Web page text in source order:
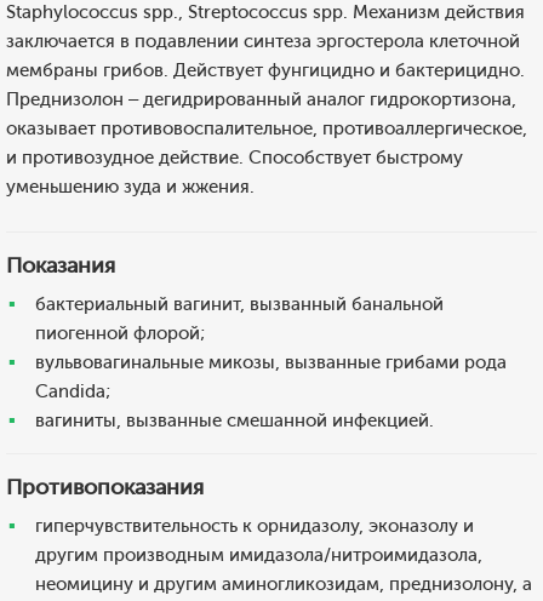
Staphylococcus spp., Streptococcus spp. Механизм действия
заключается в подавлении синтеза эргостерола клеточной
мембраны грибов. Действует фунгицидно и бактерицидно.
Преднизолон – дегидрированный аналог гидрокортизона,
оказывает противовоспалительное, противоаллергическое,
и противозудное действие. Способствует быстрому
уменьшению зуда и жжения.
Показания
бактериальный вагинит, вызванный банальной
пиогенной флорой;
вульвовагинальные микозы, вызванные грибами рода
Candida;
вагиниты, вызванные смешанной инфекцией.
Противопоказания
гиперчувствительность к орнидазолу, эконазолу и
другим производным имидазола/нитроимидазола,
неомицину и другим аминогликозидам, преднизолону, а